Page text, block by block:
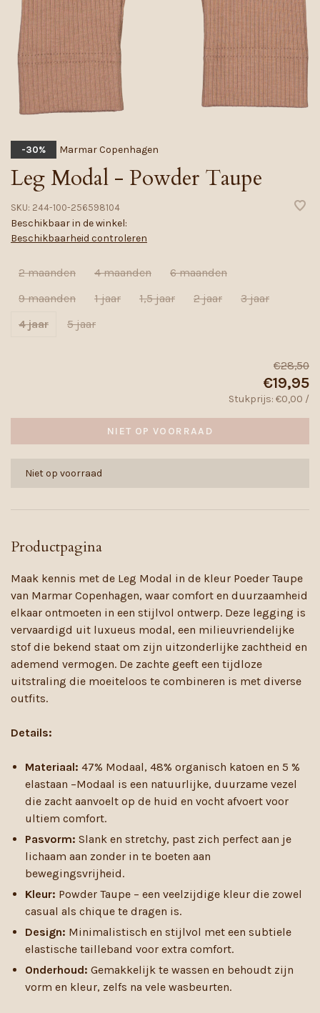
-30% Marmar Copenhagen
Leg Modal - Powder Taupe
SKU: 244-100-256598104
Beschikbaar in de winkel:
Beschikbaarheid controleren
2 maanden 4 maanden
6 maanden
9 maanden
1 jaar 1,5 jaar 2 jaar
3 jaar
4 jaar
5 jaar
€28,50
€19,95
Stukprijs: €0,00 /
NIET OP VOORRAAD
Niet op voorraad
Productpagina
Maak kennis met de Leg Modal in de kleur Poeder Taupe
van Marmar Copenhagen, waar comfort en duurzaamheid
elkaar ontmoeten in een stijlvol ontwerp. Deze legging is
vervaardigd uit luxueus modal, een milieuvriendelijke
stof die bekend staat om zijn uitzonderlijke zachtheid en
ademend vermogen. De zachte geeft een tijdloze
uitstraling die moeiteloos te combineren is met diverse
outfits.
Details:
Materiaal: 47% Modaal, 48% organisch katoen en 5 %
elastaan –Modaal is een natuurlijke, duurzame vezel
die zacht aanvoelt op de huid en vocht afvoert voor
ultiem comfort.
Pasvorm: Slank en stretchy, past zich perfect aan je
lichaam aan zonder in te boeten aan
bewegingsvrijheid.
Kleur: Powder Taupe – een veelzijdige kleur die zowel
casual als chique te dragen is.
Design: Minimalistisch en stijlvol met een subtiele
elastische tailleband voor extra comfort.
Onderhoud: Gemakkelijk te wassen en behoudt zijn
vorm en kleur, zelfs na vele wasbeurten.